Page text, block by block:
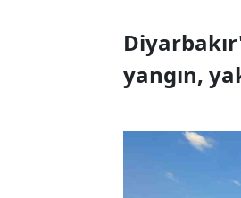
yangın,